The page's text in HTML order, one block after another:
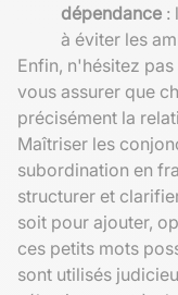
dépendance :
à éviter les
Enfin, n'hésitez
vous assurer que
précisément la
Maîtriser les
subordination en
structurer et
soit pour ajouter,
ces petits mots
sont utilisés